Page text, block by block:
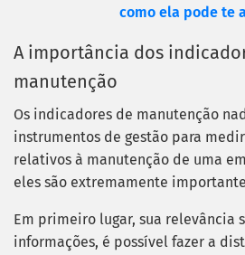
como ela pode te
A importância dos
manutenção
Os indicadores de manutenção
instrumentos de gestão para
relativos à manutenção de uma
eles são extremamente
Em primeiro lugar, sua relevância
informações, é possível fazer a